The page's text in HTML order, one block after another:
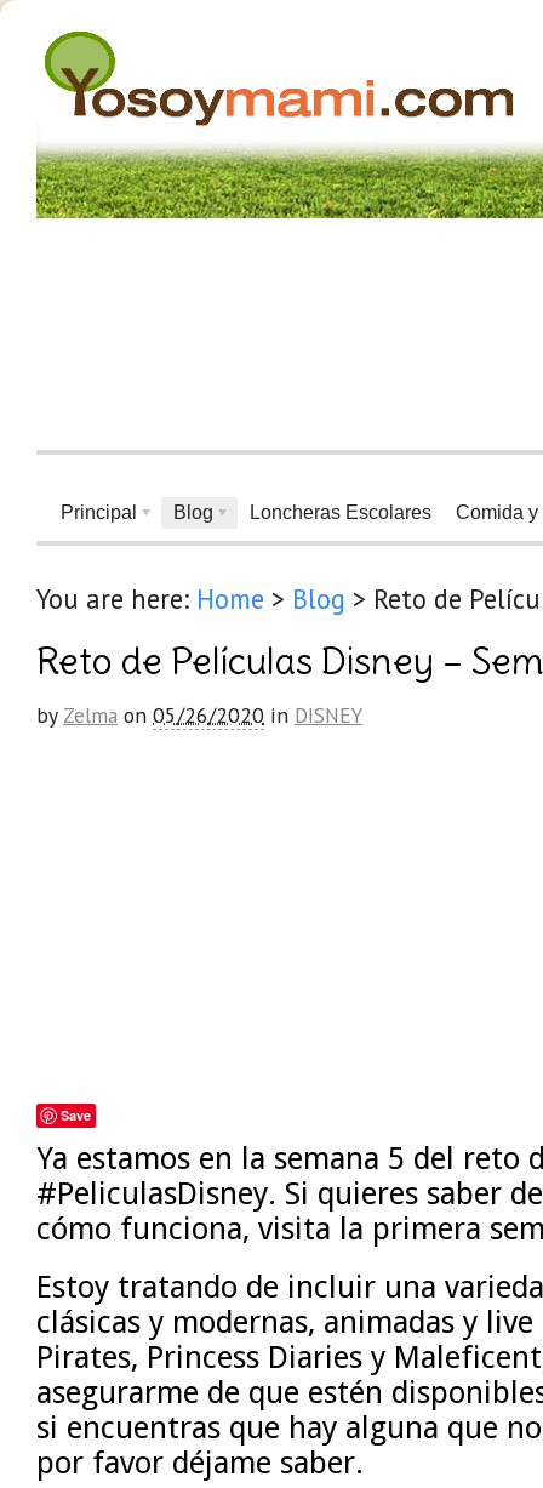
Principal Blog Loncheras Escolares Comida y
You are here: Home > Blog > Reto de
Reto de Películas Disney –
by Zelma on 05/26/2020 in DISNEY
Save
Ya estamos en la semana 5 del reto
#PeliculasDisney. Si quieres saber
cómo funciona, visita la primera
Estoy tratando de incluir una
clásicas y modernas, animadas y
Pirates, Princess Diaries y
asegurarme de que estén
si encuentras que hay alguna que
por favor déjame saber.